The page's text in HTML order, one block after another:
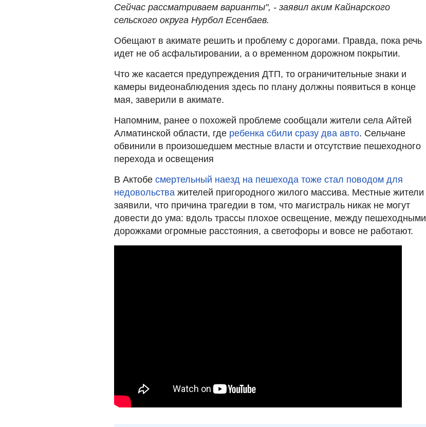
Сейчас рассматриваем варианты", - заявил аким Кайнарского
сельского округа Нурбол Есенбаев.
Обещают в акимате решить и проблему с дорогами. Правда, пока речь
идет не об асфальтировании, а о временном дорожном покрытии.
Что же касается предупреждения ДТП, то ограничительные знаки и
камеры видеонаблюдения здесь по плану должны появиться в конце
мая, заверили в акимате.
Напомним, ранее о похожей проблеме сообщали жители села Айтей
Алматинской области, где ребенка сбили сразу два авто. Сельчане
обвинили в произошедшем местные власти и отсутствие пешеходного
перехода и освещения
В Актобе смертельный наезд на пешехода тоже стал поводом для
недовольства жителей пригородного жилого массива. Местные жители
заявили, что причина трагедии в том, что магистраль никак не могут
довести до ума: вдоль трассы плохое освещение, между пешеходными
дорожками огромные расстояния, а светофоры и вовсе не работают.